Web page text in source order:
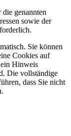
genannten
sowie der
Sie können
Cookies auf
ein Hinweis
Die vollständige
dass Sie nicht